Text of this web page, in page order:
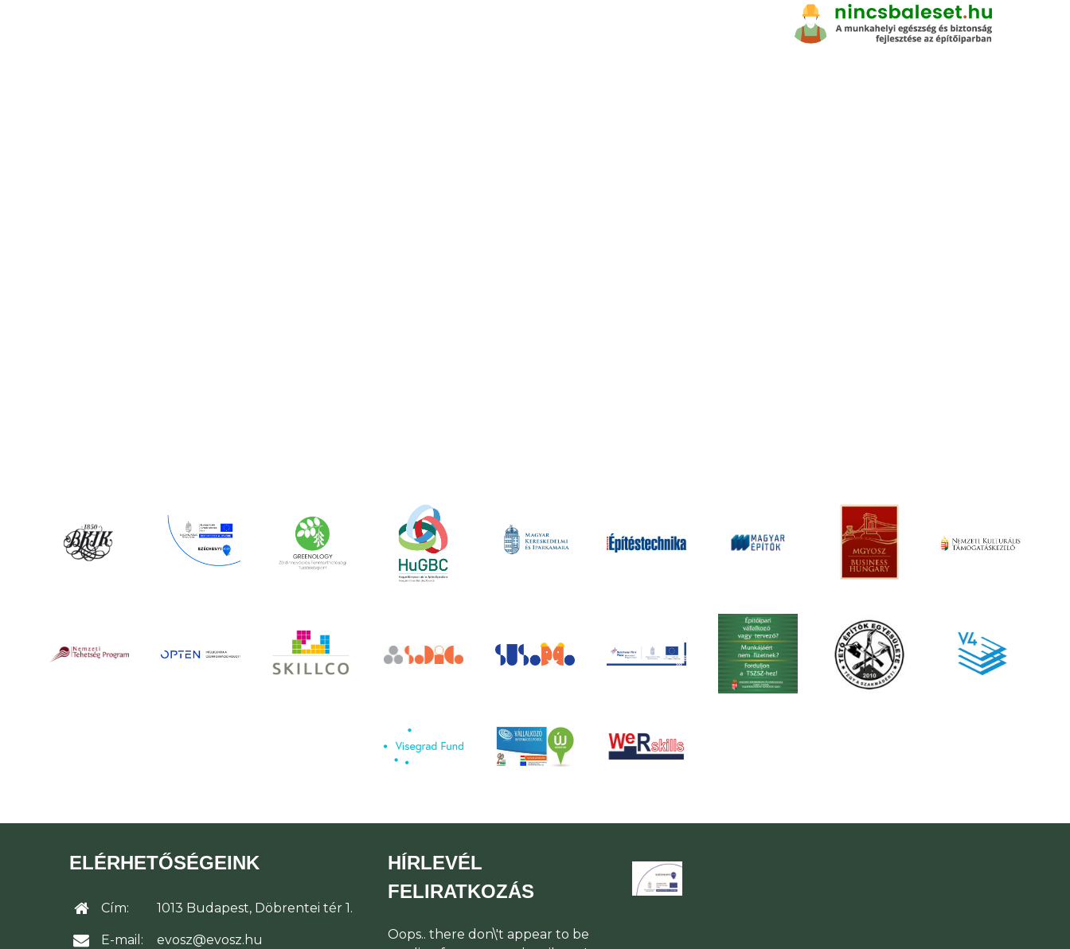
ELÉRHETŐSÉGEINK
Cím: 1013 Budapest, Döbrentei tér 1.
E-mail: evosz@evosz.hu
HÍRLEVÉL
FELIRATKOZÁS
Oops.. there don\'t appear to be